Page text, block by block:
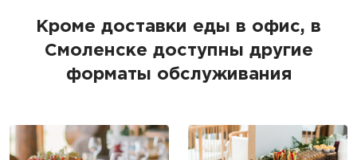
Кроме доставки еды в офис, в
Смоленске доступны другие
форматы обслуживания